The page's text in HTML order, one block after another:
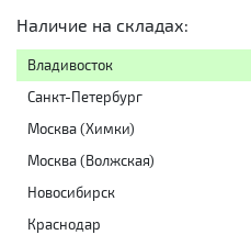
Наличие на складах:
Владивосток
Санкт-Петербург
Москва (Химки)
Москва (Волжская)
Новосибирск
Краснодар